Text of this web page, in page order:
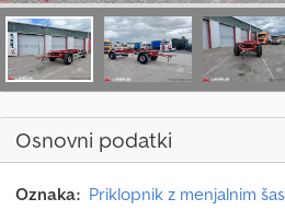
Osnovni podatki
Oznaka: Priklopnik z menjalnim